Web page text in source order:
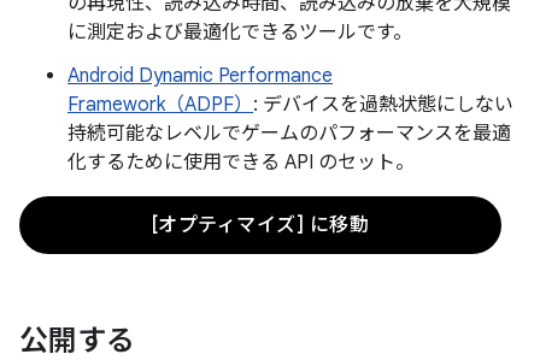
に測定および最適化できるツールです。
Android Dynamic Performance
Framework（ADPF） : デバイスを過熱状態にしない
持続可能なレベルでゲームのパフォーマンスを最適
化するために使用できる API のセット。
[オプティマイズ] に移動
公開する